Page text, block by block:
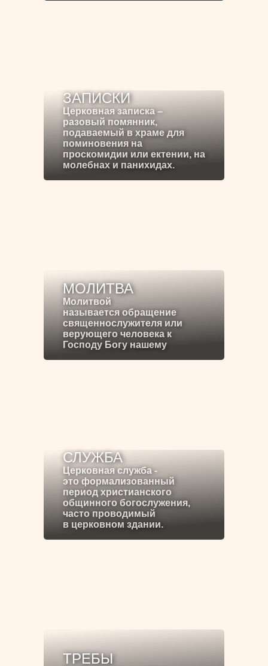
ЗАПИСКИ
Церковная записка –
разовый помянник,
подаваемый в храме для
поминовения на
проскомидии или ектении, на
молебнах и панихидах.
МОЛИТВА
Молитвой
называется обращение
священнослужителя или
верующего человека к
Господу Богу нашему
СЛУЖБА
Церковная служба -
это формализованный
период христианского
общинного богослужения,
часто проводимый
в церковном здании.
ТРЕБЫ